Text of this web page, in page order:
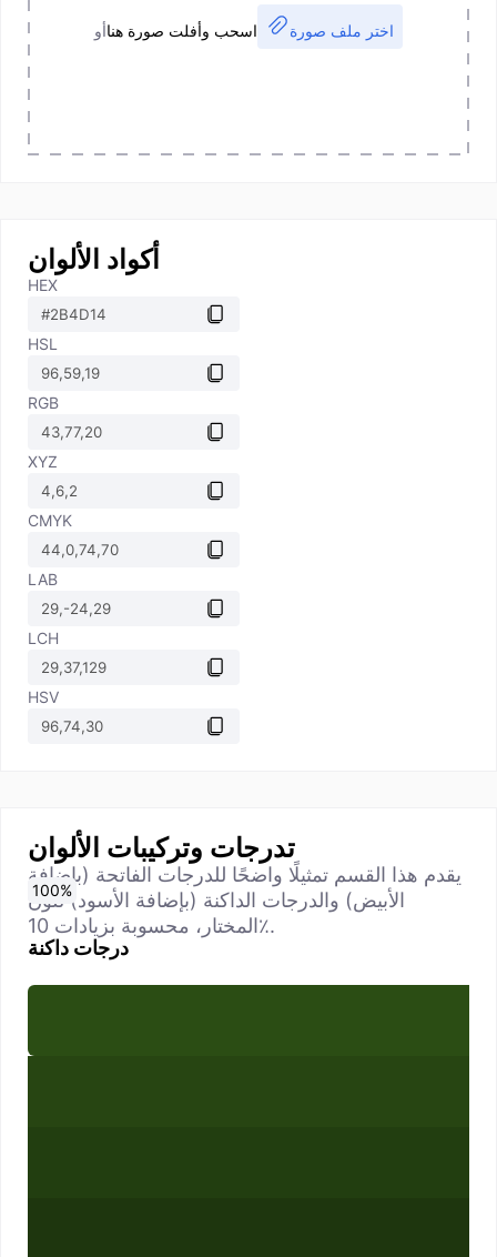
اسحب وأفلت صورة هناأو اختر ملف صورة
أكواد الألوان
HEX
HSL
RGB
XYZ
CMYK
LAB
LCH
HSV
تدرجات وتركيبات الألوان
يقدم هذا القسم تمثيلًا واضحًا للدرجات الفاتحة (بإضافة
الأبيض) والدرجات الداكنة (بإضافة الأسود) للون
المختار، محسوبة بزيادات 10٪.
درجات داكنة
0%
10%
20%
30%
40%
50%
60%
70%
80%
90%
100%